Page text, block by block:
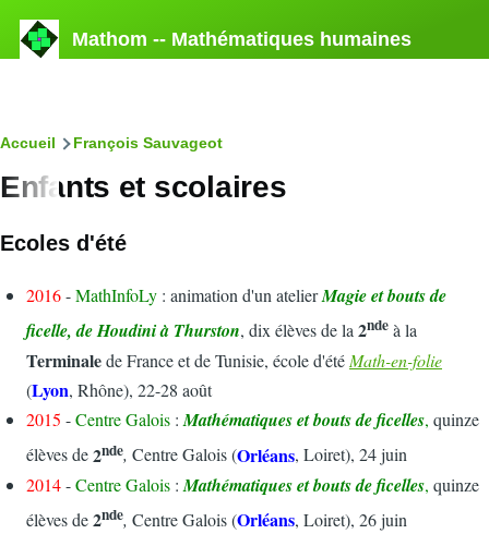
Mathom -- Mathématiques humaines
Fil
d'Ariane
Accueil François Sauvageot
Enfants et scolaires
Ecoles d'été
2016-MathInfoLy : animation d'un atelierMagie et bouts de
ficelle, de Houdini à Thurston, dix élèves de la2nde à la
Terminalede France et de Tunisie, école d'étéMath-en-folie
(Lyon, Rhône), 22-28 août
2015 -Centre Galois :Mathématiques et bouts de ficelles, quinze
élèves de2nde, Centre Galois (Orléans, Loiret), 24 juin
2014-Centre Galois : Mathématiques et bouts de ficelles, quinze
élèves de2nde, Centre Galois (Orléans, Loiret), 26 juin